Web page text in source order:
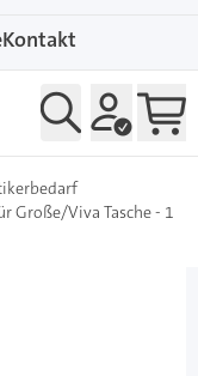
Kontakt
Große/Viva Tasche - 1